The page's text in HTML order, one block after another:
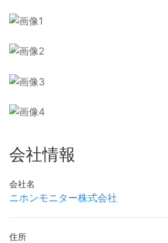
会社情報
会社名
ニホンモニター株式会社
住所